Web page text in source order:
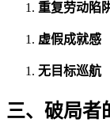
重复劳动陷
虚假成就感
无目标巡航
三、破局者